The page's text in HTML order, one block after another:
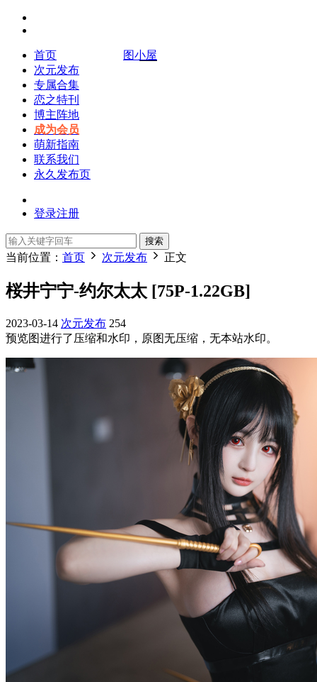
图小屋
首页
次元发布
专属合集
恋之特刊
博主阵地
成为会员
萌新指南
联系我们
永久发布页
登录注册
搜索
当前位置： 首页 次元发布 正文
桜井宁宁-约尔太太 [75P-1.22GB]
2023-03-14 次元发布 254
预览图进行了压缩和水印，原图无压缩，无本站水印。